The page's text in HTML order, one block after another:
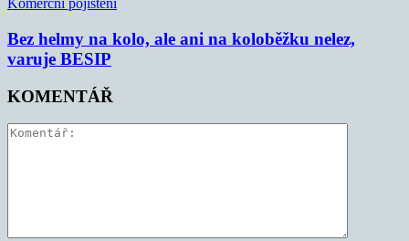
Komerční pojištění
Bez helmy na kolo, ale ani na koloběžku nelez,
varuje BESIP
KOMENTÁŘ